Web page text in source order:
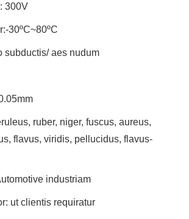
300V
30ºC~80ºC
subductis/ aes nudum
ruber, niger, fuscus, aureus,
flavus, viridis, pellucidus, flavus-
industriam
ut clientis requiratur